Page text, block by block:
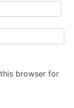
browser for